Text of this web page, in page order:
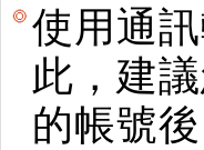
使用通
此，建
的帳號